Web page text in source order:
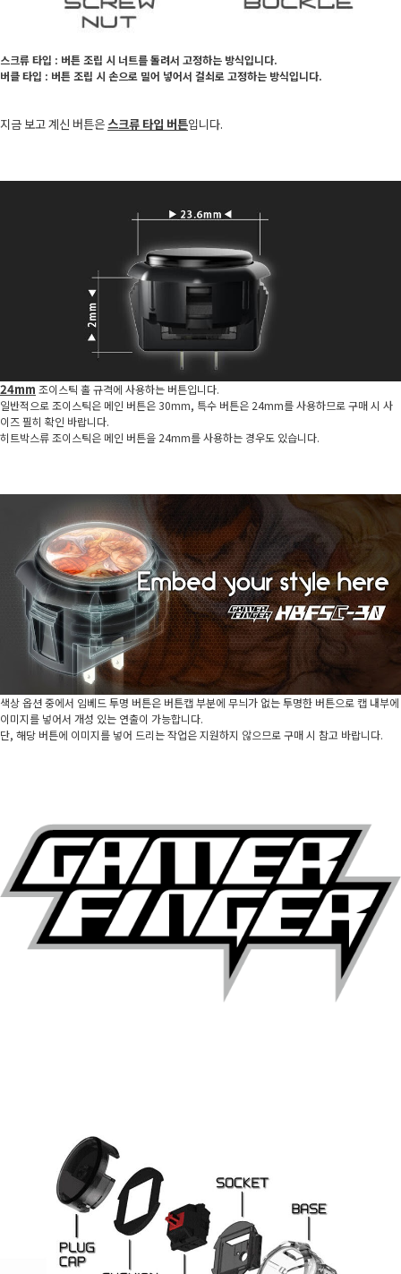
스크류 타입 : 버튼 조립 시 너트를 돌려서 고정하는 방식입니다.
버클 타입 : 버튼 조립 시 손으로 밀어 넣어서 걸쇠로 고정하는 방식입니다.
지금 보고 계신 버튼은스크류 타입 버튼입니다.
24mm 조이스틱 홀 규격에 사용하는 버튼입니다.
일반적으로 조이스틱은 메인 버튼은 30mm, 특수 버튼은 24mm를 사용하므로 구매 시 사
이즈 필히 확인 바랍니다.
히트박스류 조이스틱은 메인 버튼을 24mm를 사용하는 경우도 있습니다.
색상 옵션 중에서 임베드 투명 버튼은 버튼캡 부분에 무늬가 없는 투명한 버튼으로 캡 내부에
이미지를 넣어서 개성 있는 연출이 가능합니다.
단, 해당 버튼에 이미지를 넣어 드리는 작업은 지원하지 않으므로 구매 시 참고 바랍니다.